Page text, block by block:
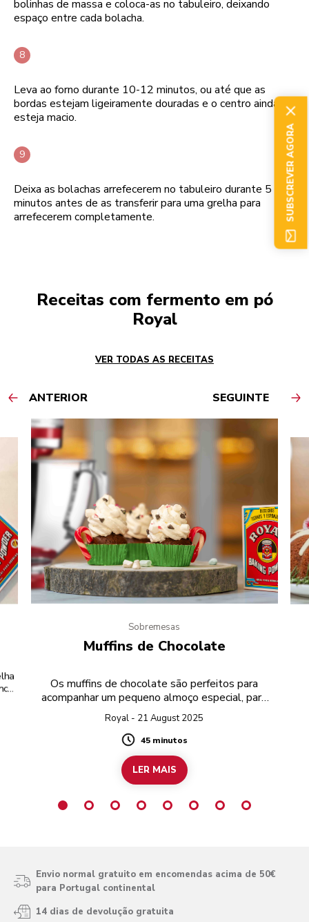
bolinhas de massa e coloca-as no tabuleiro, deixando
espaço entre cada bolacha.
Leva ao forno durante 10-12 minutos, ou até que as
bordas estejam ligeiramente douradas e o centro ainda
esteja macio.
Deixa as bolachas arrefecerem no tabuleiro durante 5
minutos antes de as transferir para uma grelha para
arrefecerem completamente.
Receitas com fermento em pó
Royal
VER TODAS AS RECEITAS
ANTERIOR SEGUINTE
Sobremesas
Muffins de Chocolate
Os muffins de chocolate são perfeitos para
acompanhar um pequeno almoço especial, para
levar para um lanche com amigos, ou
simplesmente para quando quiser adoçar ainda
mais o seu dia.
Royal - 21 August 2025
Duration
45 minutos
LER MAIS
Envio normal gratuito em encomendas acima de 50€
para Portugal continental
14 dias de devolução gratuita
SUBSCREVER AGORA